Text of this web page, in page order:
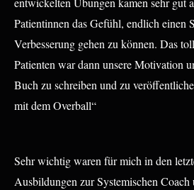
Patientinnen das Gefühl, endlich einen
Verbesserung gehen zu können. Das
Patienten war dann unsere Motivation
Buch zu schreiben und zu
mit dem Overball“
Sehr wichtig waren für mich in den
Ausbildungen zur Systemischen